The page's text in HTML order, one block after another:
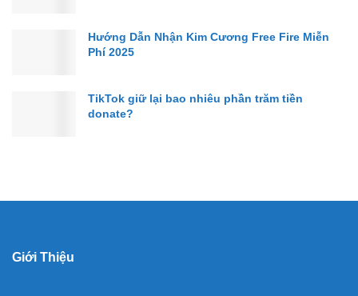
Hướng Dẫn Nhận Kim Cương Free Fire Miễn
Phí 2025
TikTok giữ lại bao nhiêu phần trăm tiền
donate?
Giới Thiệu